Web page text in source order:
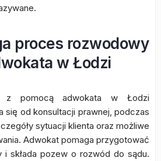
proces rozwodowy
w Łodzi
z pomocą adwokata w Łodzi
się od konsultacji prawnej, podczas
sytuacji klienta oraz możliwe
Adwokat pomaga przygotować
i składa pozew o rozwód do sądu.